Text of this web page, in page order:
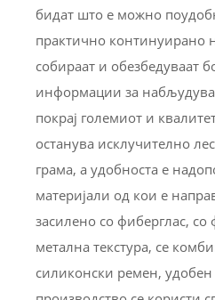
бидат што е можно
практично континуирано
собираат и обезбедуваат
информации за
покрај големиот и
останува исклучително
грама, а удобноста е
материјали од кои е
засилено со фиберглас,
метална текстура, се
силиконски ремен, удобен